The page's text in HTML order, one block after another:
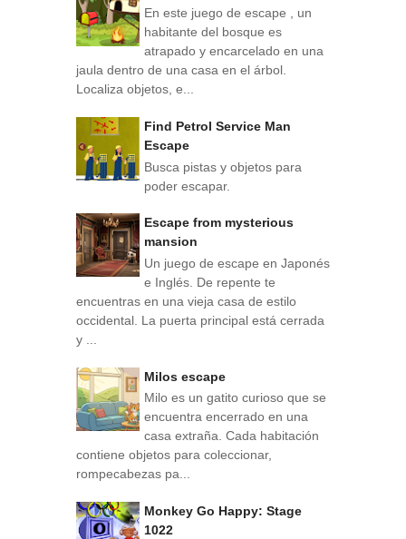
En este juego de escape , un
habitante del bosque es
atrapado y encarcelado en una
jaula dentro de una casa en el árbol.
Localiza objetos, e...
Find Petrol Service Man
Escape
Busca pistas y objetos para
poder escapar.
Escape from mysterious
mansion
Un juego de escape en Japonés
e Inglés. De repente te
encuentras en una vieja casa de estilo
occidental. La puerta principal está cerrada
y ...
Milos escape
Milo es un gatito curioso que se
encuentra encerrado en una
casa extraña. Cada habitación
contiene objetos para coleccionar,
rompecabezas pa...
Monkey Go Happy: Stage
1022